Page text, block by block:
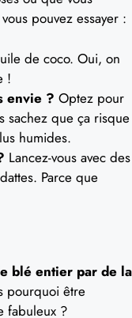
pouvez essayer :
de coco. Oui, on
!
envie ? Optez pour
sachez que ça risque
humides.
Lancez-vous avec des
Parce que
blé entier par de la
pourquoi être
fabuleux ?